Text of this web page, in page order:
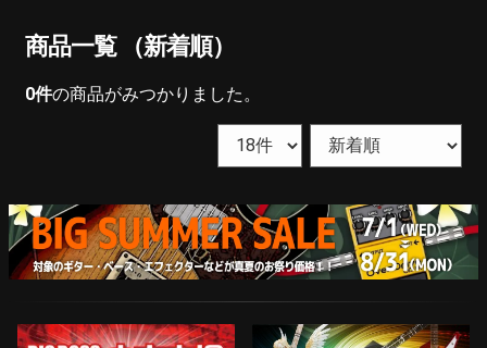
商品一覧 （新着順）
0件の商品がみつかりました。